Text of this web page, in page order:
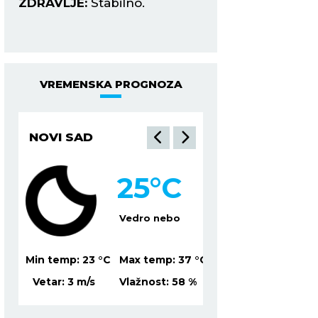
VREMENSKA PROGNOZA
NOVI SAD
Vedro nebo
25°C
Min temp: 23 °C Max temp: 37 °C
Vetar: 3 m/s Vlažnost: 58 %